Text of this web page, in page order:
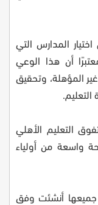
المدارس التي
أن هذا الوعي
المؤهلة، وتحقيق
التعليم الأهلي
واسعة من أولياء
أنشئت وفق